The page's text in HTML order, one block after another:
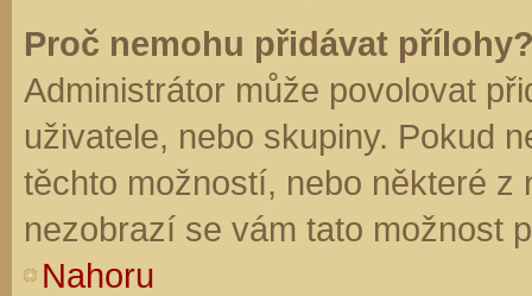
Proč nemohu přidávat
Administrátor může povolovat
uživatele, nebo skupiny. Pokud
těchto možností, nebo některé z
nezobrazí se vám tato možnost
Nahoru